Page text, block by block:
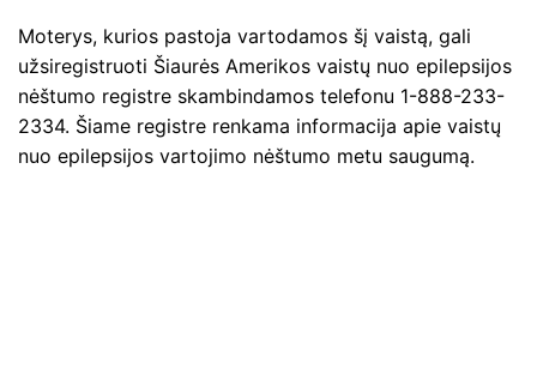
Moterys, kurios pastoja vartodamos šį vaistą, gali
užsiregistruoti Šiaurės Amerikos vaistų nuo epilepsijos
nėštumo registre skambindamos telefonu 1-888-233-
2334. Šiame registre renkama informacija apie vaistų
nuo epilepsijos vartojimo nėštumo metu saugumą.